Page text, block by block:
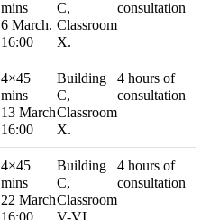
mins
6 March.
16:00
C,
Classroom
X.
consultation
4×45
mins
13 March
16:00
Building
C,
Classroom
X.
4 hours of
consultation
4×45
mins
22 March
16:00
Building
C,
Classroom
V-VI.
4 hours of
consultation